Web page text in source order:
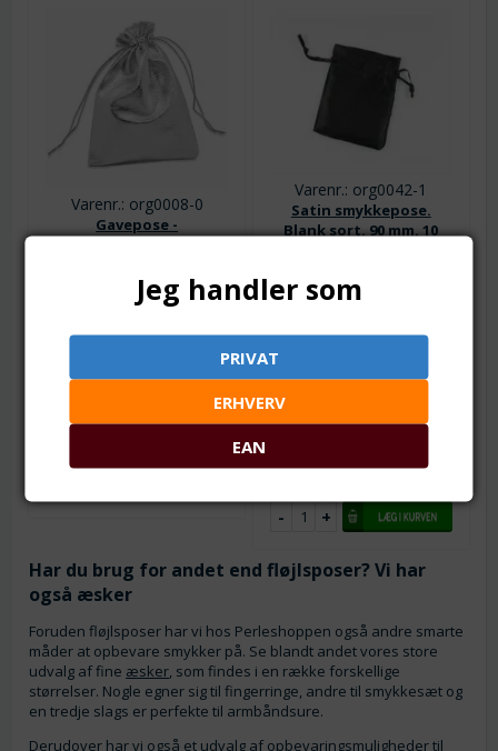
Varenr.: org0008-0
Gavepose -
90 x 70 mm
DKK
Fra 10
15,00DKK
DKK
Varenr.: org0042-1
Satin smykkepose.
Blank sort. 90 mm. 10
Se detaljer.
Fra 1
22,00DKK
Fra 5
Fra 10
19,75DKK
Fra 25
DKK
Har du brug for andet end fløjlsposer? Vi har
også æsker
Foruden fløjlsposer har vi hos Perleshoppen også andre smarte
måder at opbevare smykker på. Se blandt andet vores store
udvalg af fine æsker, som findes i en række forskellige
størrelser. Nogle egner sig til fingerringe, andre til smykkesæt og
en tredje slags er perfekte til armbåndsure.
Derudover har vi også et udvalg af opbevaringsmuligheder til
Jeg handler som
PRIVAT
ERHVERV
EAN